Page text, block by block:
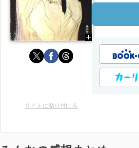
サイトに貼り付ける